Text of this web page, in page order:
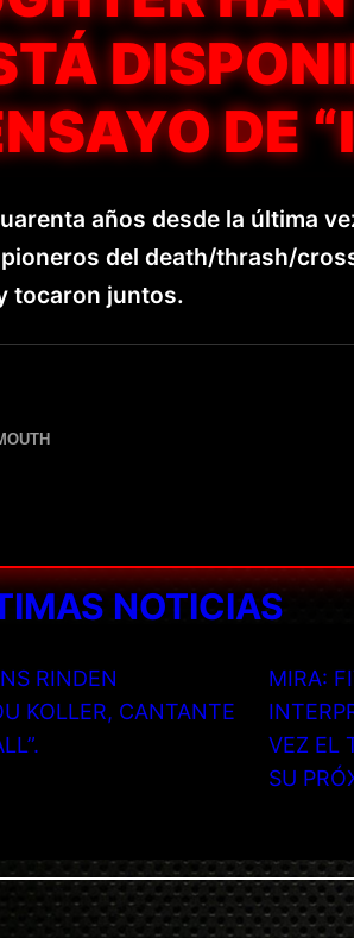
DE
años desde la última
pioneros del death/thrash/
tocaron juntos.
NOTICIAS
RINDEN
KOLLER, CANTANTE
MIRA:
VEZ EL
SU